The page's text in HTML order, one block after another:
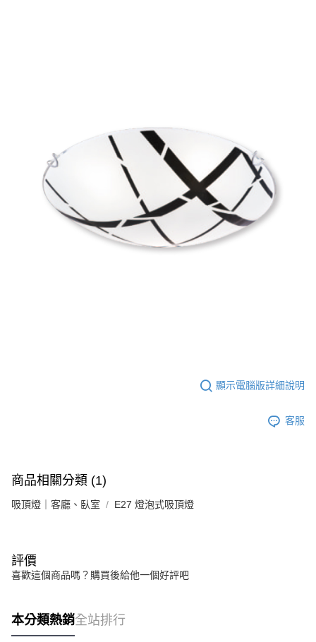
顯示電腦版詳細說明
客服
商品相關分類 (1)
吸頂燈｜客廳、臥室 E27 燈泡式吸頂燈
評價
喜歡這個商品嗎？購買後給他一個好評吧
本分類熱銷全站排行